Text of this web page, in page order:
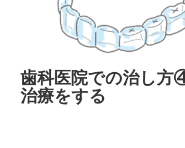
歯科医院での治し方
治療をする